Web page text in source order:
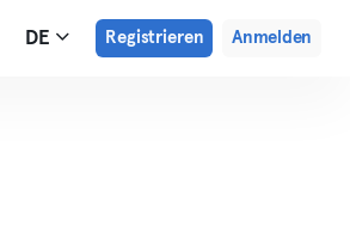
DE Registrieren Anmelden